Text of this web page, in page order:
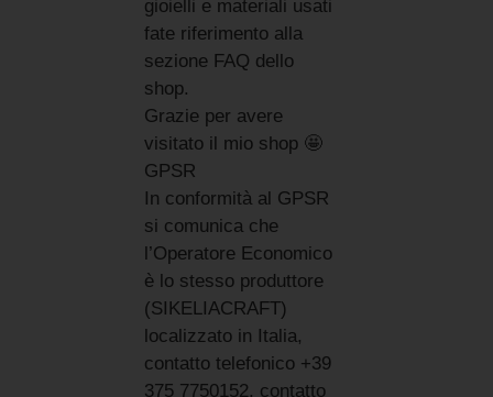
gioielli e materiali usati
fate riferimento alla
sezione FAQ dello
shop.
Grazie per avere
visitato il mio shop 🤩
GPSR
In conformità al GPSR
si comunica che
l’Operatore Economico
è lo stesso produttore
(SIKELIACRAFT)
localizzato in Italia,
contatto telefonico +39
375 7750152, contatto